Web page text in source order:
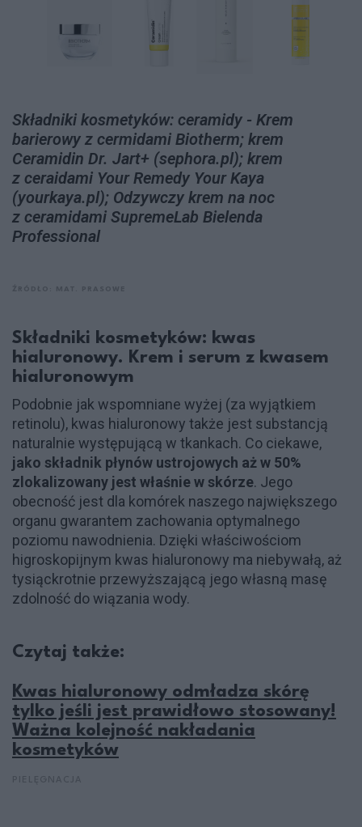
Składniki kosmetyków: ceramidy - Krem
barierowy z cermidami Biotherm; krem
Ceramidin Dr. Jart+ (sephora.pl); krem
z ceraidami Your Remedy Your Kaya
(yourkaya.pl); Odzywczy krem na noc
z ceramidami SupremeLab Bielenda
Professional
Składniki kosmetyków: kwas
hialuronowy. Krem i serum z kwasem
hialuronowym
Podobnie jak wspomniane wyżej (za wyjątkiem
retinolu), kwas hialuronowy także jest substancją
naturalnie występującą w tkankach. Co ciekawe,
jako składnik płynów ustrojowych aż w 50%
zlokalizowany jest właśnie w skórze. Jego
obecność jest dla komórek naszego największego
organu gwarantem zachowania optymalnego
poziomu nawodnienia. Dzięki właściwościom
higroskopijnym kwas hialuronowy ma niebywałą, aż
tysiąckrotnie przewyższającą jego własną masę
zdolność do wiązania wody.
Czytaj także:
Kwas hialuronowy odmładza skórę
tylko jeśli jest prawidłowo stosowany!
Ważna kolejność nakładania
kosmetyków